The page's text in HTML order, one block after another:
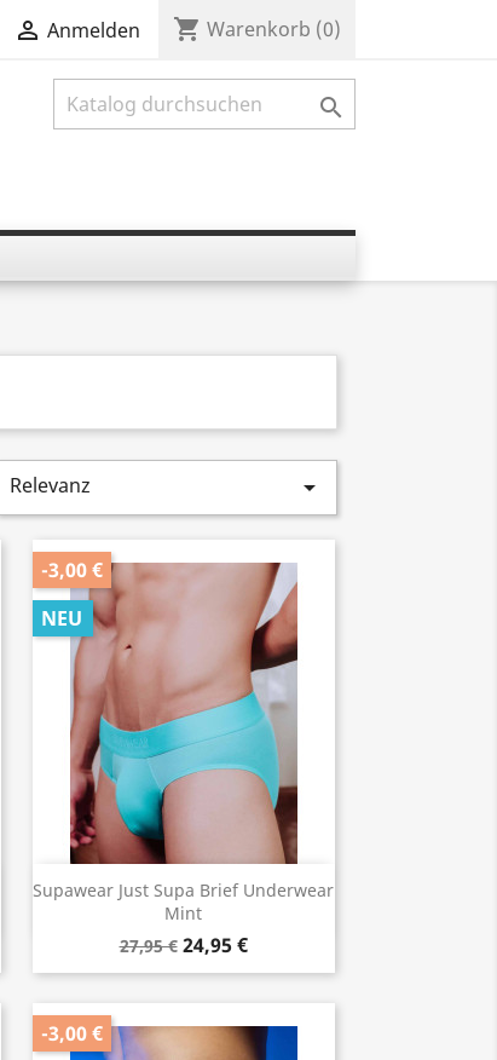
 Anmelden shopping_cart Warenkorb (0)

Relevanz 
Supawear Just Supa Brief Underwear
Mint
27,95 € 24,95 €
-3,00 €
NEU
Vorschau
-3,00 €